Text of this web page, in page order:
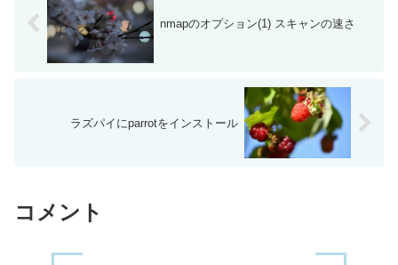
nmapのオプション(1) スキャンの速さ
ラズパイにparrotをインストール
コメント